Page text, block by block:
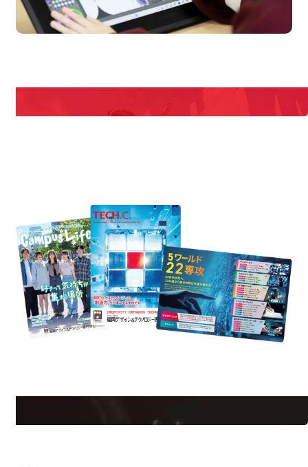
Campus Open
Information